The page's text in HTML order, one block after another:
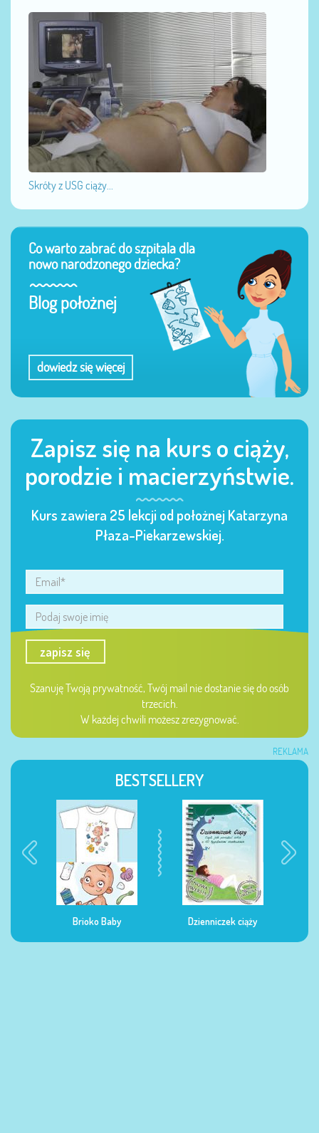
Skróty z USG ciąży...
Co warto zabrać do szpitala dla
nowo narodzonego dziecka?
Blog położnej
dowiedz się więcej
Zapisz się na kurs o ciąży,
porodzie i macierzyństwie.
Kurs zawiera 25 lekcji od położnej Katarzyna
Płaza-Piekarzewskiej.
zapisz się
Szanuję Twoją prywatność, Twój mail nie dostanie się do osób
trzecich.
W każdej chwili możesz zrezygnować.
REKLAMA
BESTSELLERY
Brioko Baby Dzienniczek ciąży